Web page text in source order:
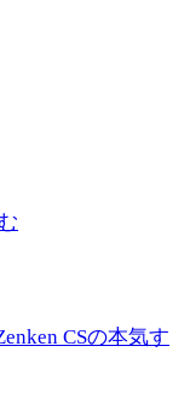
CSの本気す